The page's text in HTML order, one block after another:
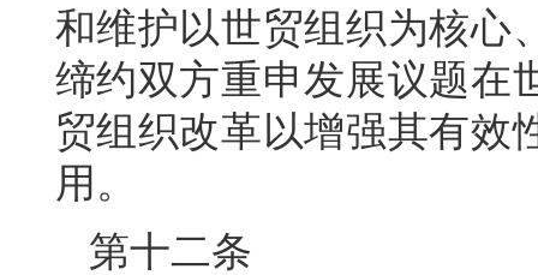
和维护以世贸组织为核心
缔约双方重申发展议题在
贸组织改革以增强其有效
用。
第十二条